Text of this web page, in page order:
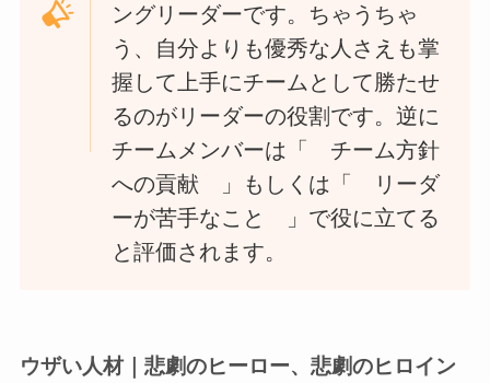
ングリーダーです。ちゃうちゃ
う、自分よりも優秀な人さえも掌
握して上手にチームとして勝たせ
るのがリーダーの役割です。逆に
チームメンバーは「 チーム方針
への貢献 」もしくは「 リーダ
ーが苦手なこと 」で役に立てる
と評価されます。
ウザい人材｜悲劇のヒーロー、悲劇のヒロイン